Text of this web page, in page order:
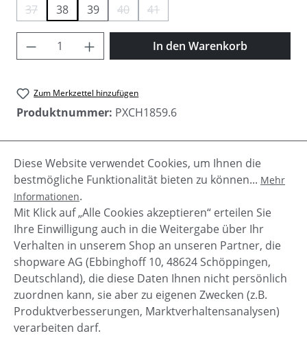
37(Diese Option ist zurzeit nicht verfügbar.)
38 39 40(Diese Option ist zurzeit nicht verfügbar.)
41(Diese Option ist zurzeit nicht
Produkt Anzahl: Gib den gewünschten
In den Warenkorb
Zum Merkzettel hinzufügen
Produktnummer: PXCH1859.6
Beschreibung
Der Maggie 01 ist ein Schnürrer mit einem Look
vom femininen Wanderschuh. Es ist ein
Schnürrschuh aus Velourleder mit dicker…Mehr
Service-Hotline
Diese Website verwendet Cookies, um Ihnen die
bestmögliche Funktionalität bieten zu können... Mehr
Informationen.
Mit Klick auf „Alle Cookies akzeptieren“ erteilen Sie
Ihre Einwilligung auch in die Weitergabe über Ihr
Verhalten in unserem Shop an unseren Partner, die
shopware AG (Ebbinghoff 10, 48624 Schöppingen,
Deutschland), die diese Daten Ihnen nicht persönlich
zuordnen kann, sie aber zu eigenen Zwecken (z.B.
Produktverbesserungen, Marktverhaltensanalysen)
verarbeiten darf.